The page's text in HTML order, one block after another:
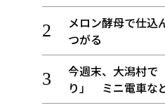
メロン酵母で仕込
つがる
今週末、大潟村で
り」 ミニ電車な